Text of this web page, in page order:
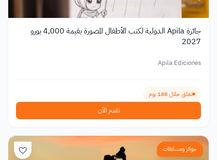
جائزة Apila الدولية لكتب الأطفال المصورة بقيمة 4,000 يورو
2027
Apila Ediciones
تغلق خلال 188 يوم
تقدم الآن
جوائز ومسابقات